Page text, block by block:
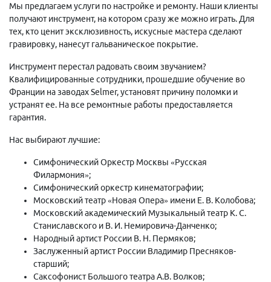
Мы предлагаем услуги по настройке и ремонту. Наши клиенты
получают инструмент, на котором сразу же можно играть. Для
тех, кто ценит эксклюзивность, искусные мастера сделают
гравировку, нанесут гальваническое покрытие.
Инструмент перестал радовать своим звучанием?
Квалифицированные сотрудники, прошедшие обучение во
Франции на заводах Selmer, установят причину поломки и
устранят ее. На все ремонтные работы предоставляется
гарантия.
Нас выбирают лучшие:
Симфонический Оркестр Москвы «Русская
Филармония»;
Симфонический оркестр кинематографии;
Московский театр «Новая Опера» имени Е. В. Колобова;
Московский академический Музыкальный театр К. С.
Станиславского и В. И. Немировича-Данченко;
Народный артист России В. Н. Пермяков;
Заслуженный артист России Владимир Пресняков-
старший;
Саксофонист Большого театра А.В. Волков;